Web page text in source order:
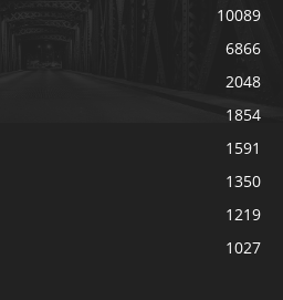
10089
6866
2048
1854
1591
1350
1219
1027